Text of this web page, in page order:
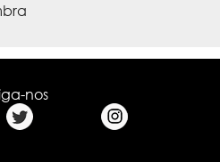
nos